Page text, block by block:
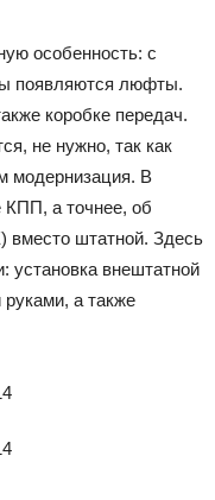
особенность: с
появляются люфты.
коробке передач.
не нужно, так как
модернизация. В
КПП, а точнее, об
вместо штатной. Здесь
установка внештатной
руками, а также